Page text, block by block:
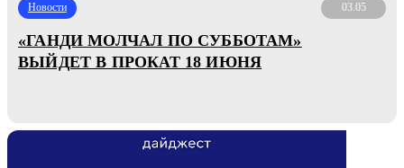
Новости 03.05
«ГАНДИ МОЛЧАЛ ПО СУББОТАМ»
ВЫЙДЕТ В ПРОКАТ 18 ИЮНЯ